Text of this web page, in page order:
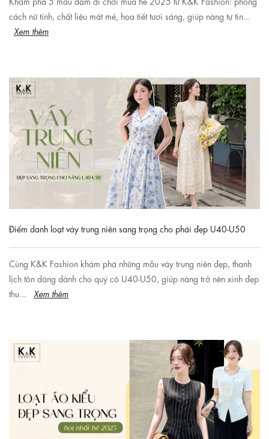
cách nữ tính, chất liệu mát mẻ, họa tiết tươi sáng, giúp nàng tự tin...
Xem thêm
Điểm danh loạt váy trung niên sang trọng cho phái đẹp U40-U50
Cùng K&K Fashion khám phá những mẫu váy trung niên đẹp, thanh
lịch tôn dáng dành cho quý cô U40-U50, giúp nàng trở nên xinh đẹp
thu...
Xem thêm